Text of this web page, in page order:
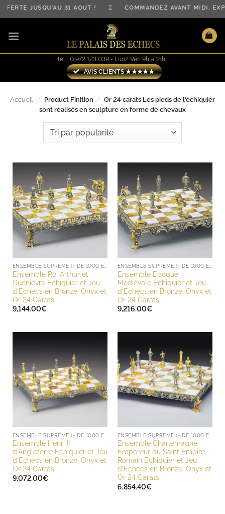
Passer
au
contenu
JUSQU'AU 31 AOÛT ! ♖ COMMANDEZ AVANT MIDI,
Tel. : 0 972 123 039 - Lun/ Ven 9h à 18h
AVIS CLIENTS ★★★★★
Accueil / Product Finition / Or 24 carats Les pieds de l'échiquier
sont réalisés en sculpture en forme de chevaux
Ensemble Roi Arthur et
Guenièvre Echiquier et Jeu
d’Echecs en Bronze, Onyx et
Or 24 Carats
9,144.00€
Ensemble Epoque
Médiévale Echiquier et Jeu
d’Echecs en Bronze, Onyx et
Or 24 Carats
9,216.00€
Ensemble Henri II
d’Angleterre Echiquier et Jeu
d’Echecs en Bronze, Onyx et
Or 24 Carats
9,072.00€
Ensemble Charlemagne
Empereur du Saint Empire
Romain Echiquier et Jeu
d’Echecs en Bronze, Onyx et
Or 24 Carats
6,854.40€